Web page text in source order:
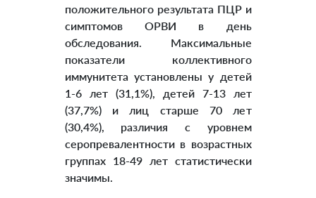
положительного результата ПЦР и
симптомов ОРВИ в день
обследования. Максимальные
показатели коллективного
иммунитета установлены у детей
1-6 лет (31,1%), детей 7-13 лет
(37,7%) и лиц старше 70 лет
(30,4%), различия с уровнем
серопревалентности в возрастных
группах 18-49 лет статистически
значимы.